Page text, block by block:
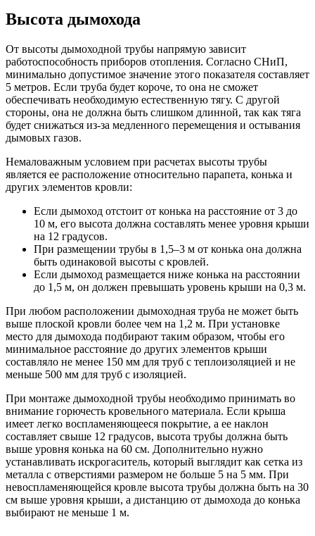
Высота дымохода
От высоты дымоходной трубы напрямую зависит
работоспособность приборов отопления. Согласно СНиП,
минимально допустимое значение этого показателя составляет
5 метров. Если труба будет короче, то она не сможет
обеспечивать необходимую естественную тягу. С другой
стороны, она не должна быть слишком длинной, так как тяга
будет снижаться из-за медленного перемещения и остывания
дымовых газов.
Немаловажным условием при расчетах высоты трубы
является ее расположение относительно парапета, конька и
других элементов кровли:
Если дымоход отстоит от конька на расстояние от 3 до
10 м, его высота должна составлять менее уровня крыши
на 12 градусов.
При размещении трубы в 1,5–3 м от конька она должна
быть одинаковой высоты с кровлей.
Если дымоход размещается ниже конька на расстоянии
до 1,5 м, он должен превышать уровень крыши на 0,3 м.
При любом расположении дымоходная труба не может быть
выше плоской кровли более чем на 1,2 м. При установке
место для дымохода подбирают таким образом, чтобы его
минимальное расстояние до других элементов крыши
составляло не менее 150 мм для труб с теплоизоляцией и не
меньше 500 мм для труб с изоляцией.
При монтаже дымоходной трубы необходимо принимать во
внимание горючесть кровельного материала. Если крыша
имеет легко воспламеняющееся покрытие, а ее наклон
составляет свыше 12 градусов, высота трубы должна быть
выше уровня конька на 60 см. Дополнительно нужно
устанавливать искрогаситель, который выглядит как сетка из
металла с отверстиями размером не больше 5 на 5 мм. При
невоспламеняющейся кровле высота трубы должна быть на 30
см выше уровня крыши, а дистанцию от дымохода до конька
выбирают не меньше 1 м.